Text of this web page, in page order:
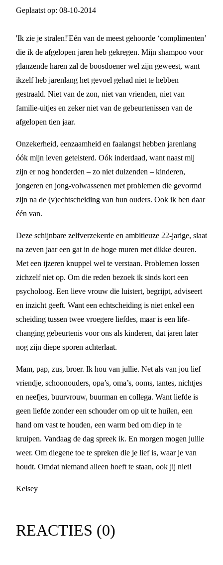
Geplaatst op: 08-10-2014
'Ik zie je stralen!'Eén van de meest gehoorde ‘complimenten’
die ik de afgelopen jaren heb gekregen. Mijn shampoo voor
glanzende haren zal de boosdoener wel zijn geweest, want
ikzelf heb jarenlang het gevoel gehad niet te hebben
gestraald. Niet van de zon, niet van vrienden, niet van
familie-uitjes en zeker niet van de gebeurtenissen van de
afgelopen tien jaar.
Onzekerheid, eenzaamheid en faalangst hebben jarenlang
óók mijn leven geteisterd. Oók inderdaad, want naast mij
zijn er nog honderden – zo niet duizenden – kinderen,
jongeren en jong-volwassenen met problemen die gevormd
zijn na de (v)echtscheiding van hun ouders. Ook ik ben daar
één van.
Deze schijnbare zelfverzekerde en ambitieuze 22-jarige, slaat
na zeven jaar een gat in de hoge muren met dikke deuren.
Met een ijzeren knuppel wel te verstaan. Problemen lossen
zichzelf niet op. Om die reden bezoek ik sinds kort een
psycholoog. Een lieve vrouw die luistert, begrijpt, adviseert
en inzicht geeft. Want een echtscheiding is niet enkel een
scheiding tussen twee vroegere liefdes, maar is een life-
changing gebeurtenis voor ons als kinderen, dat jaren later
nog zijn diepe sporen achterlaat.
Mam, pap, zus, broer. Ik hou van jullie. Net als van jou lief
vriendje, schoonouders, opa’s, oma’s, ooms, tantes, nichtjes
en neefjes, buurvrouw, buurman en collega. Want liefde is
geen liefde zonder een schouder om op uit te huilen, een
hand om vast te houden, een warm bed om diep in te
kruipen. Vandaag de dag spreek ik. En morgen mogen jullie
weer. Om diegene toe te spreken die je lief is, waar je van
houdt. Omdat niemand alleen hoeft te staan, ook jij niet!
Kelsey
REACTIES (0)